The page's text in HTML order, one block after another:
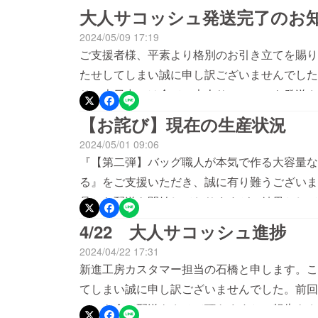
大人サコッシュ発送完了のお
2024/05/09 17:19
ご支援者様、平素より格別のお引き立てを賜
たせしてしまい誠に申し訳ございませんでし
り、本日中には全ての大人サコッシュを発送
元に届くかと存じますが、今週末を過ぎても
てしまいますが、Makuake内のメッセージ
けますようお願い申し上げます。改めて、大
して、心よりお詫び申し上げます。大変恐縮
しばらくお待ちいただけますと幸いでござい
サービス電話：072-968-8181受付時間：平日
【お詫び】現在の生産状況
2024/05/01 09:06
『【第二弾】バッグ職人が本気で作る大容
る』をご支援いただき、誠に有り難うござい
品から配送を開始しておりますが、結果とし
なってしまい、誠に申し訳ございません。全
ことから、5月4日(土)にすべて完了し、作品
でも早く作品がご支援していただいた皆様に
す。改めて、この度は納期が遅れてしまい
ございますが、お手元に到着するまで今し
4/22 大人サコッシュ進捗
2024/04/22 17:31
新進工房カスタマー担当の石橋と申します。
てしまい誠に申し訳ございませんでした。前
シュを全て配送をさせて頂きますとご報告を